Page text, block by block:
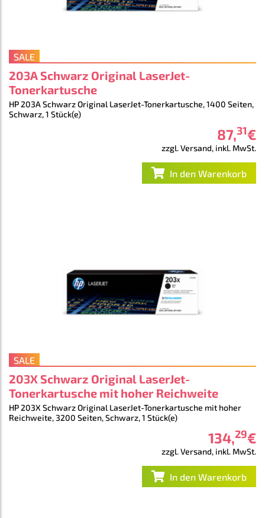
SALE
203A Schwarz Original LaserJet-
Tonerkartusche
HP 203A Schwarz Original LaserJet-Tonerkartusche, 1400 Seiten,
Schwarz, 1 Stück(e)
87,31€
zzgl. Versand, inkl. MwSt.
In den Warenkorb
SALE
203X Schwarz Original LaserJet-
Tonerkartusche mit hoher Reichweite
HP 203X Schwarz Original LaserJet-Tonerkartusche mit hoher
Reichweite, 3200 Seiten, Schwarz, 1 Stück(e)
134,29€
zzgl. Versand, inkl. MwSt.
In den Warenkorb